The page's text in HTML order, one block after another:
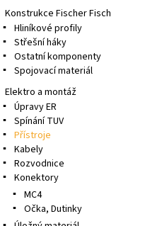
Konstrukce Fischer Fisch
Hliníkové profily
Střešní háky
Ostatní komponenty
Spojovací materiál
Elektro a montáž
Úpravy ER
Spínání TUV
Přístroje
Kabely
Rozvodnice
Konektory
MC4
Očka, Dutinky